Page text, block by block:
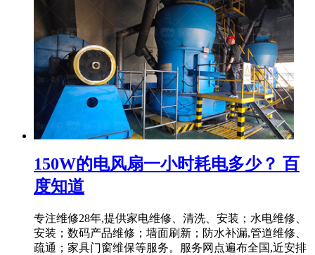
150W的电风扇一小时耗电多少？ 百
度知道
专注维修28年,提供家电维修、清洗、安装；水电维修、
安装；数码产品维修；墙面刷新；防水补漏,管道维修、
疏通；家具门窗维保等服务。服务网点遍布全国,近安排